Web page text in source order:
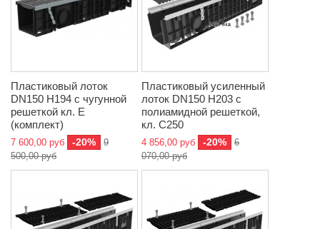
Пластиковый лоток
DN150 H194 с чугунной
решеткой кл. Е
(комплект)
7 600,00 руб -20%
9
500,00 руб
Пластиковый усиленный
лоток DN150 H203 с
полиамидной решеткой,
кл. C250
4 856,00 руб -20%
6
070,00 руб